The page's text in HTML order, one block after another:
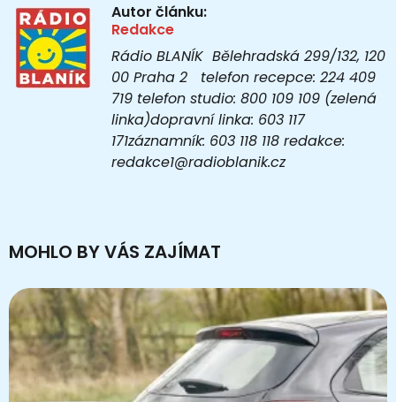
Autor článku:
Redakce
Rádio BLANÍK Bělehradská 299/132, 120
00 Praha 2 telefon recepce: 224 409
719 telefon studio: 800 109 109 (zelená
linka)dopravní linka: 603 117
171záznamník: 603 118 118 redakce:
redakce1@radioblanik.cz
MOHLO BY VÁS ZAJÍMAT